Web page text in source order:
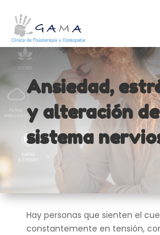
Ansiedad,
y alteración
sistema
Hay personas que sienten el
constantemente en tensión,